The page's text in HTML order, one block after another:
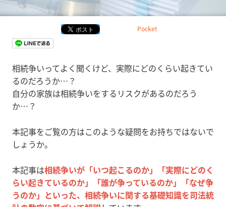
Pocket
相続争いってよく聞くけど、実際にどのくらい起きてい
るのだろうか…？
自分の家族は相続争いをするリスクがあるのだろう
か…？
本記事をご覧の方はこのような疑問をお持ちではないで
しょうか。
本記事は相続争いが「いつ起こるのか」「実際にどのく
らい起きているのか」「誰が争っているのか」「なぜ争
うのか」といった、相続争いに関する基礎知識を司法統